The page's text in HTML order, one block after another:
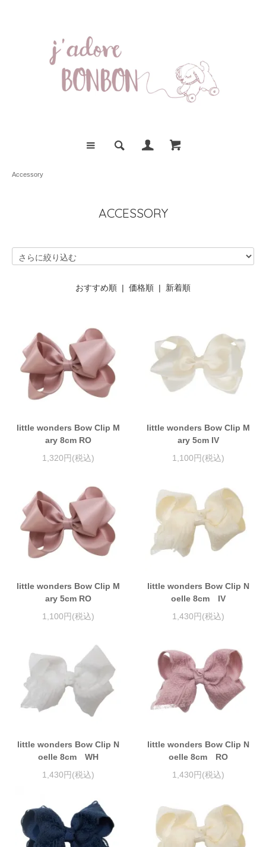
Accessory
ACCESSORY
おすすめ順 | 価格順 | 新着順
little wonders Bow Clip M
ary 8cm RO
1,320円(税込)
little wonders Bow Clip M
ary 5cm IV
1,100円(税込)
little wonders Bow Clip M
ary 5cm RO
1,100円(税込)
little wonders Bow Clip N
oelle 8cm IV
1,430円(税込)
little wonders Bow Clip N
oelle 8cm WH
1,430円(税込)
little wonders Bow Clip N
oelle 8cm RO
1,430円(税込)